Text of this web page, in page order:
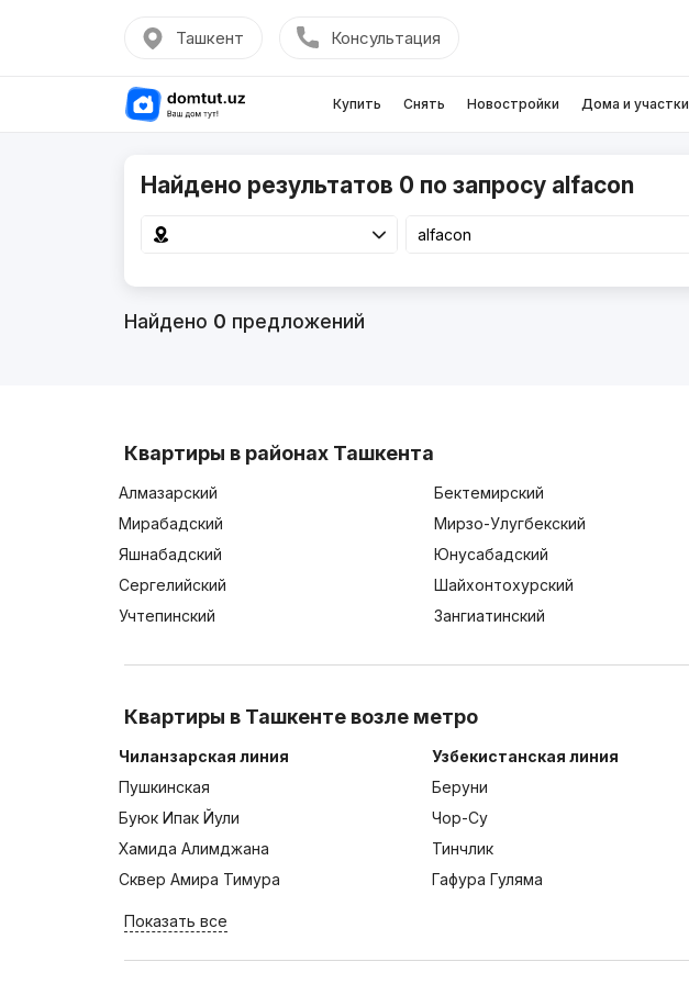
Ташкент Консультация
Купить Снять Новостройки Дома и участки
Найдено результатов 0 по запросу alfacon
Найдено 0 предложений
Квартиры в районах Ташкента
Алмазарский Бектемирский
Мирабадский
Мирзо-Улугбекский
Яшнабадский
Юнусабадский
Сергелийский
Шайхонтохурский
Учтепинский
Зангиатинский
Квартиры в Ташкенте возле метро
Чиланзарская линия
Пушкинская
Буюк Ипак Йули
Хамида Алимджана
Сквер Амира Тимура
Узбекистанская линия
Беруни
Чор-Су
Тинчлик
Гафура Гуляма
Показать все